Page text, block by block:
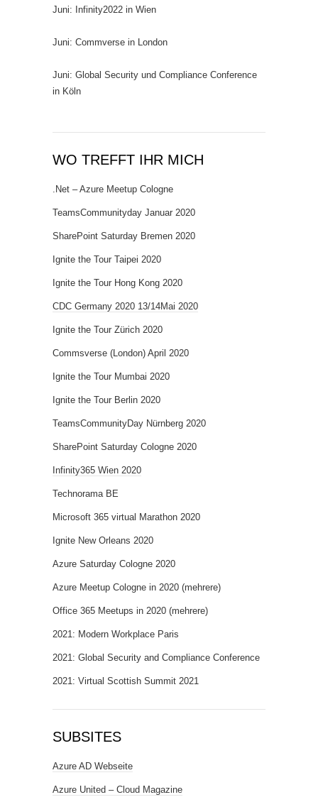
Juni: Infinity2022 in Wien
Juni: Commverse in London
Juni: Global Security und Compliance Conference
in Köln
WO TREFFT IHR MICH
.Net – Azure Meetup Cologne
TeamsCommunityday Januar 2020
SharePoint Saturday Bremen 2020
Ignite the Tour Taipei 2020
Ignite the Tour Hong Kong 2020
CDC Germany 2020 13/14Mai 2020
Ignite the Tour Zürich 2020
Commsverse (London) April 2020
Ignite the Tour Mumbai 2020
Ignite the Tour Berlin 2020
TeamsCommunityDay Nürnberg 2020
SharePoint Saturday Cologne 2020
Infinity365 Wien 2020
Technorama BE
Microsoft 365 virtual Marathon 2020
Ignite New Orleans 2020
Azure Saturday Cologne 2020
Azure Meetup Cologne in 2020 (mehrere)
Office 365 Meetups in 2020 (mehrere)
2021: Modern Workplace Paris
2021: Global Security and Compliance Conference
2021: Virtual Scottish Summit 2021
SUBSITES
Azure AD Webseite
Azure United – Cloud Magazine